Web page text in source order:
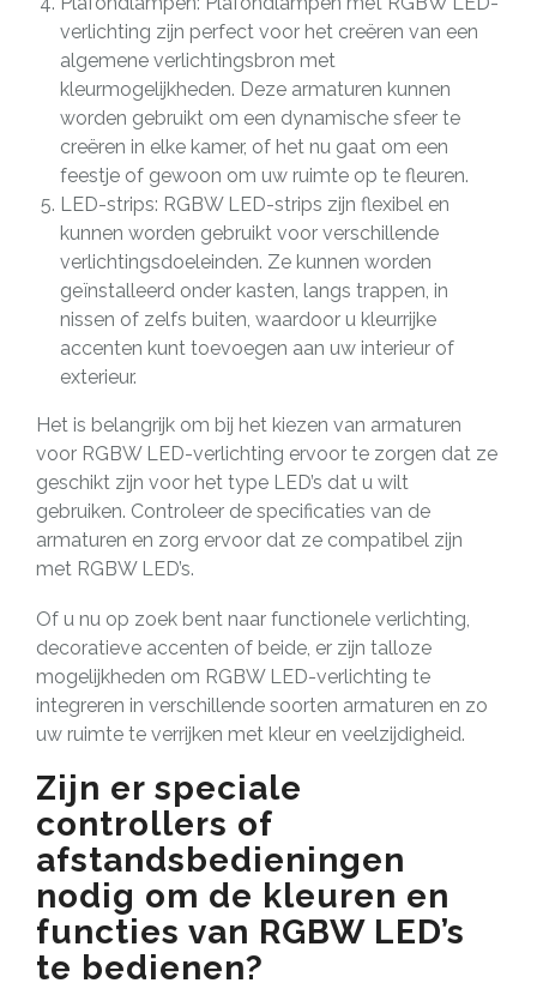
verlichting zijn perfect voor het creëren van een
algemene verlichtingsbron met
kleurmogelijkheden. Deze armaturen kunnen
worden gebruikt om een dynamische sfeer te
creëren in elke kamer, of het nu gaat om een
feestje of gewoon om uw ruimte op te fleuren.
LED-strips: RGBW LED-strips zijn flexibel en
kunnen worden gebruikt voor verschillende
verlichtingsdoeleinden. Ze kunnen worden
geïnstalleerd onder kasten, langs trappen, in
nissen of zelfs buiten, waardoor u kleurrijke
accenten kunt toevoegen aan uw interieur of
exterieur.
Het is belangrijk om bij het kiezen van armaturen
voor RGBW LED-verlichting ervoor te zorgen dat ze
geschikt zijn voor het type LED’s dat u wilt
gebruiken. Controleer de specificaties van de
armaturen en zorg ervoor dat ze compatibel zijn
met RGBW LED’s.
Of u nu op zoek bent naar functionele verlichting,
decoratieve accenten of beide, er zijn talloze
mogelijkheden om RGBW LED-verlichting te
integreren in verschillende soorten armaturen en zo
uw ruimte te verrijken met kleur en veelzijdigheid.
Zijn er speciale
controllers of
afstandsbedieningen
nodig om de kleuren en
functies van RGBW LED’s
te bedienen?